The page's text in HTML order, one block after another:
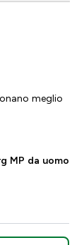
meglio
MP da uomo